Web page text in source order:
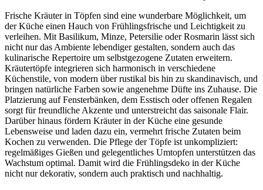
Frische Kräuter in Töpfen sind eine wunderbare Möglichkeit, um
der Küche einen Hauch von Frühlingsfrische und Leichtigkeit zu
verleihen. Mit Basilikum, Minze, Petersilie oder Rosmarin lässt sich
nicht nur das Ambiente lebendiger gestalten, sondern auch das
kulinarische Repertoire um selbstgezogene Zutaten erweitern.
Kräutertöpfe integrieren sich harmonisch in verschiedene
Küchenstile, von modern über rustikal bis hin zu skandinavisch, und
bringen natürliche Farben sowie angenehme Düfte ins Zuhause. Die
Platzierung auf Fensterbänken, dem Esstisch oder offenen Regalen
sorgt für freundliche Akzente und unterstreicht das saisonale Flair.
Darüber hinaus fördern Kräuter in der Küche eine gesunde
Lebensweise und laden dazu ein, vermehrt frische Zutaten beim
Kochen zu verwenden. Die Pflege der Töpfe ist unkompliziert:
regelmäßiges Gießen und gelegentliches Umtopfen unterstützen das
Wachstum optimal. Damit wird die Frühlingsdeko in der Küche
nicht nur dekorativ, sondern auch praktisch und nachhaltig.